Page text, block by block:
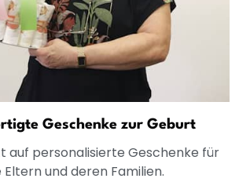
Geschenke zur Geburt
auf personalisierte Geschenke für
und deren Familien.